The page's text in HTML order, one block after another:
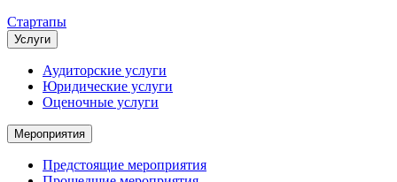
Стартапы
Услуги
Аудиторские услуги
Юридические услуги
Оценочные услуги
Мероприятия
Предстоящие мероприятия